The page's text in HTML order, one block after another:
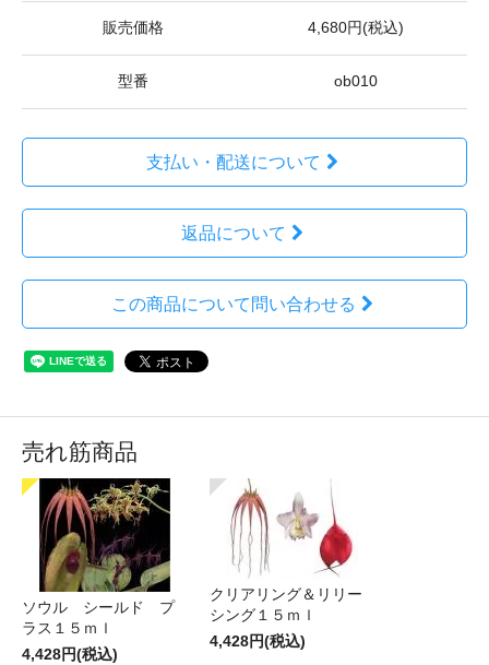
販売価格 4,680円(税込)
型番 ob010
支払い・配送について
返品について
この商品について問い合わせる
売れ筋商品
ソウル シールド プ
ラス１５ｍｌ
4,428円(税込)
クリアリング＆リリー
シング１５ｍｌ
4,428円(税込)